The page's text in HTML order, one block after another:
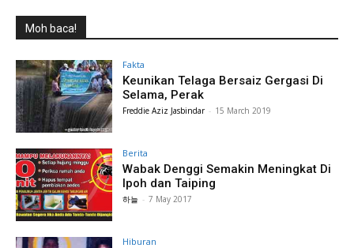
Moh baca!
Fakta
Keunikan Telaga Bersaiz Gergasi Di
Selama, Perak
Freddie Aziz Jasbindar - 15 March 2019
Berita
Wabak Denggi Semakin Meningkat Di
Ipoh dan Taiping
하늘 - 7 May 2017
Hiburan